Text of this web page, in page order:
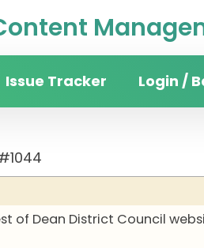
Issue Tracker Login /
of Dean District Council